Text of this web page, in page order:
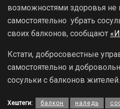
возможностями здоровья не
самостоятельно убрать
своих балконов, сообщают
Кстати, добросовестные
самостоятельно и
сосульки с балконов жителей.
Хештеги: балкон наледь